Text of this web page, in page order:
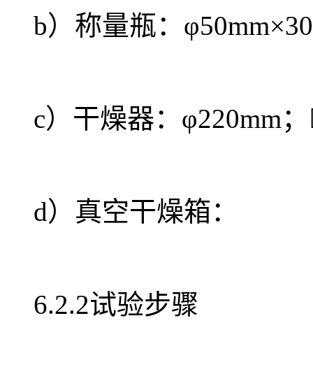
b）称量瓶：
c）干燥器：φ220mm
d）真空干燥箱：
6.2.2试验步骤